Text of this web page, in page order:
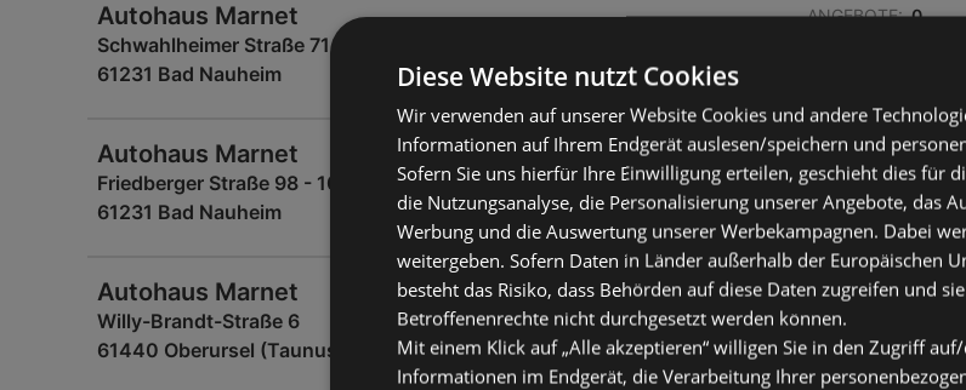
Autohaus Marnet
Schwahlheimer Straße 71
61231 Bad Nauheim
ANGEBOTE: 0
Autohaus Marnet
Friedberger Straße 98 - 102
61231 Bad Nauheim
ANGEBOTE: 0
PROSPEKTE: 0
ENTFERNUNG:
Autohaus Marnet
Willy-Brandt-Straße 6
61440 Oberursel (Taunus)
ANGEBOTE:
0
PROSPEKTE:
ENTFERNUNG:
Diese Website nutzt Cookies
Wir verwenden auf unserer Website Cookies und andere
Informationen auf Ihrem Endgerät auslesen/speichern und
Sofern Sie uns hierfür Ihre Einwilligung erteilen, geschieht dies für
die Nutzungsanalyse, die Personalisierung unserer Angebote, das
Werbung und die Auswertung unserer Werbekampagnen. Dabei
weitergeben. Sofern Daten in Länder außerhalb der Europäischen
besteht das Risiko, dass Behörden auf diese Daten zugreifen und
Betroffenenrechte nicht durchgesetzt werden können.
Mit einem Klick auf „Alle akzeptieren“ willigen Sie in den Zugriff
Informationen im Endgerät, die Verarbeitung Ihrer